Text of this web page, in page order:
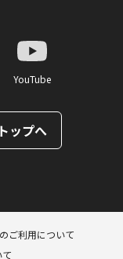
YouTube
ップへ
ご利用について